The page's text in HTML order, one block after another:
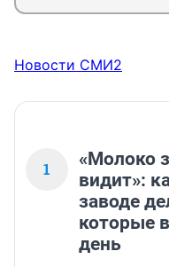
Новости СМИ2
1
«Молоко
видит»:
заводе
которые
день